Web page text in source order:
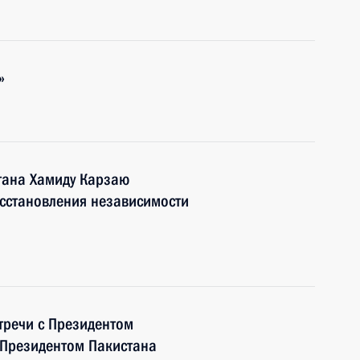
Хамиду Карзаю
независимости
с Президентом
Пакистана